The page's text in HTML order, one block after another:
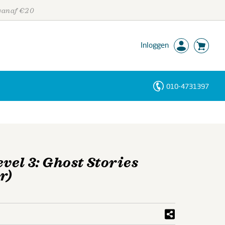
€20
Inloggen
010-4731397
3: Ghost Stories
Personen